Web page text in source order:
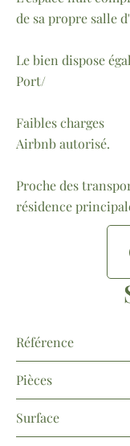
de sa propre salle
Le bien dispose
Port/
Faibles charges
Airbnb autorisé.
Proche des
résidence
Référence
Pièces
Surface